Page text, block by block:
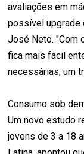
avaliações em
possível upgrade
José Neto. "Com
fica mais fácil
necessárias, um
Consumo sob
Um novo estudo
jovens de 3 a 18